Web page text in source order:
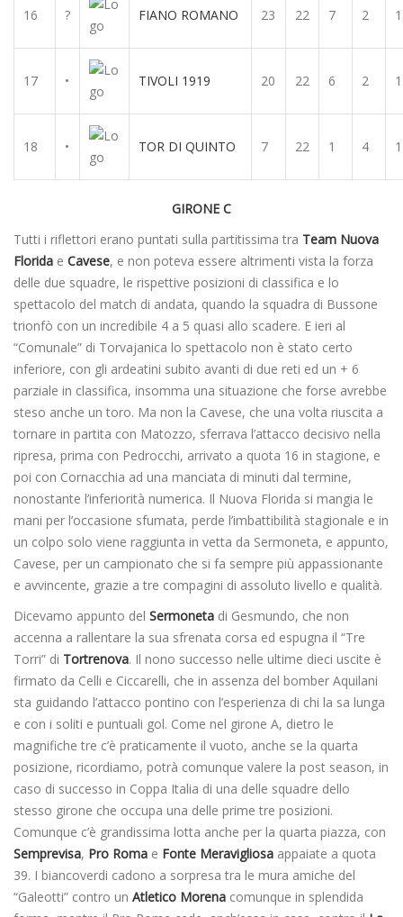
16 ? FIANO ROMANO 23 22 7 2
17 • TIVOLI 1919 20 22 6 2
18 • TOR DI QUINTO 7 22 1 4
GIRONE C
Tutti i riflettori erano puntati sulla partitissima tra Team Nuova
Florida e Cavese, e non poteva essere altrimenti vista la forza
delle due squadre, le rispettive posizioni di classifica e lo
spettacolo del match di andata, quando la squadra di Bussone
trionfò con un incredibile 4 a 5 quasi allo scadere. E ieri al
“Comunale” di Torvajanica lo spettacolo non è stato certo
inferiore, con gli ardeatini subito avanti di due reti ed un + 6
parziale in classifica, insomma una situazione che forse avrebbe
steso anche un toro. Ma non la Cavese, che una volta riuscita a
tornare in partita con Matozzo, sferrava l’attacco decisivo nella
ripresa, prima con Pedrocchi, arrivato a quota 16 in stagione, e
poi con Cornacchia ad una manciata di minuti dal termine,
nonostante l’inferiorità numerica. Il Nuova Florida si mangia le
mani per l’occasione sfumata, perde l’imbattibilità stagionale e in
un colpo solo viene raggiunta in vetta da Sermoneta, e appunto,
Cavese, per un campionato che si fa sempre più appassionante
e avvincente, grazie a tre compagini di assoluto livello e qualità.
Dicevamo appunto del Sermoneta di Gesmundo, che non
accenna a rallentare la sua sfrenata corsa ed espugna il “Tre
Torri” di Tortrenova. Il nono successo nelle ultime dieci uscite è
firmato da Celli e Ciccarelli, che in assenza del bomber Aquilani
sta guidando l’attacco pontino con l’esperienza di chi la sa lunga
e con i soliti e puntuali gol. Come nel girone A, dietro le
magnifiche tre c’è praticamente il vuoto, anche se la quarta
posizione, ricordiamo, potrà comunque valere la post season, in
caso di successo in Coppa Italia di una delle squadre dello
stesso girone che occupa una delle prime tre posizioni.
Comunque c’è grandissima lotta anche per la quarta piazza, con
Semprevisa, Pro Roma e Fonte Meravigliosa appaiate a quota
39. I biancoverdi cadono a sorpresa tra le mura amiche del
“Galeotti” contro un Atletico Morena comunque in splendida